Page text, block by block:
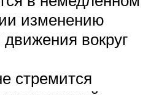
изменению
вокруг
стремится